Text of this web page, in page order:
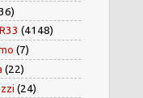
(4148)
(7)
(22)
(24)